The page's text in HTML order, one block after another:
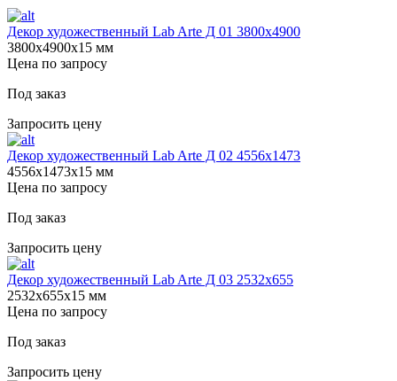
Декор художественный Lab Arte Д 01 3800х4900
3800х4900х15 мм
Цена по запросу
Под заказ
Запросить цену
Декор художественный Lab Arte Д 02 4556x1473
4556х1473х15 мм
Цена по запросу
Под заказ
Запросить цену
Декор художественный Lab Arte Д 03 2532x655
2532х655х15 мм
Цена по запросу
Под заказ
Запросить цену